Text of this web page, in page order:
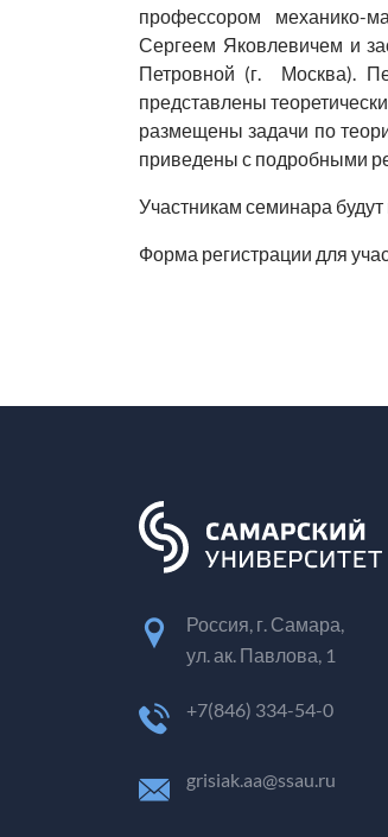
профессором механико-
Сергеем Яковлевичем и
Петровной (г. Москва).
представлены
размещены задачи по
приведены с подробными
Участникам семинара
Форма регистрации для
Россия, г. Самара,
ул. ак. Павлова, 1
+7(846) 334-54-0
grisiak.aa@ssau.ru